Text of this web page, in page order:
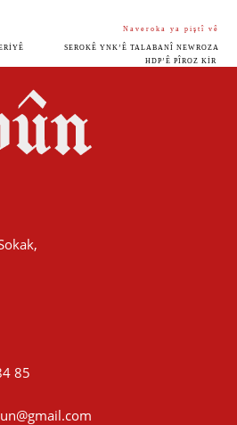
Naveroka ya piştî vê
SEROKÊ YNK’Ê TALABANÎ NEWROZA
HDP’Ê PÎROZ KIR
85